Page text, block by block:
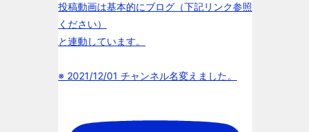
投稿動画は基本的にブログ（下記リンク参照
ください）
と連動しています。
※ 2021/12/01 チャンネル名変えました。